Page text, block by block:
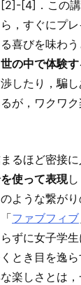
[4]．この講
，すぐにプ
喜びを味わう
世の中で体験
したり，騙
が，ワクワ
るほど密接
使って表現
ような繋が
ファブフィブ
ずに女子学
とき目を逸
楽しさとは